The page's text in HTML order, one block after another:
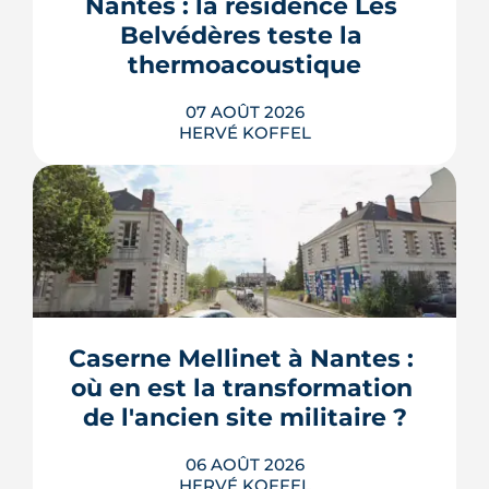
Belvédères teste la
thermoacoustique
07 AOÛT 2026
HERVÉ KOFFEL
Une start-up nantaise fait produire de
l'eau chaude « par le son » à un
immeuble social de Bellevue-
une pompe à chaleur à hélium
branchée sur le réseau de chaleur
urbain, testée un an grandeur nature.
LIRE L'ARTICLE
Caserne Mellinet à Nantes :
où en est la transformation
de l'ancien site militaire ?
06 AOÛT 2026
HERVÉ KOFFEL